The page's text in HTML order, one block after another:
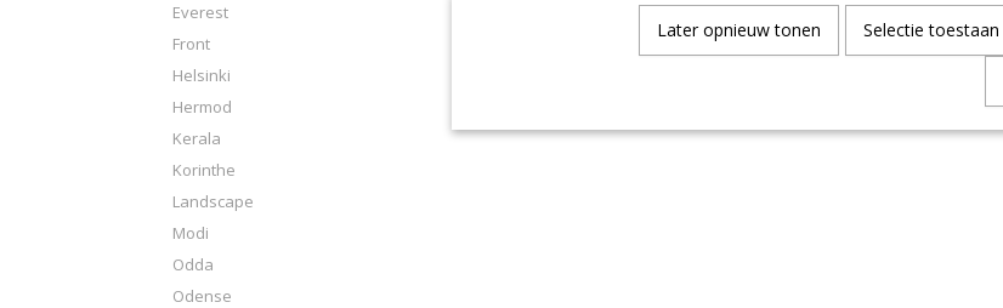
Everest
Front
Helsinki
Hermod
Kerala
Korinthe
Landscape
Modi
Odda
Odense
Later opnieuw tonen Selectie toestaan